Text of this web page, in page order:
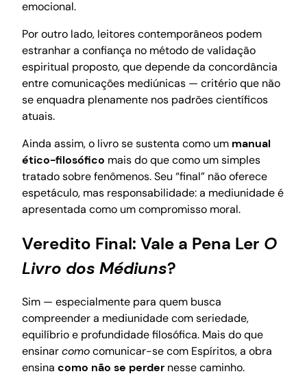
emocional.
Por outro lado, leitores contemporâneos podem
estranhar a confiança no método de validação
espiritual proposto, que depende da concordância
entre comunicações mediúnicas — critério que não
se enquadra plenamente nos padrões científicos
atuais.
Ainda assim, o livro se sustenta como um manual
ético-filosófico mais do que como um simples
tratado sobre fenômenos. Seu “final” não oferece
espetáculo, mas responsabilidade: a mediunidade é
apresentada como um compromisso moral.
Veredito Final: Vale a Pena Ler O
Livro dos Médiuns?
Sim — especialmente para quem busca
compreender a mediunidade com seriedade,
equilíbrio e profundidade filosófica. Mais do que
ensinarcomocomunicar-se com Espíritos, a obra
ensina como não se perder nesse caminho.